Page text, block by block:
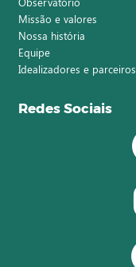
Missão e valores
Nossa história
Equipe
Idealizadores e parceiros
Redes Sociais